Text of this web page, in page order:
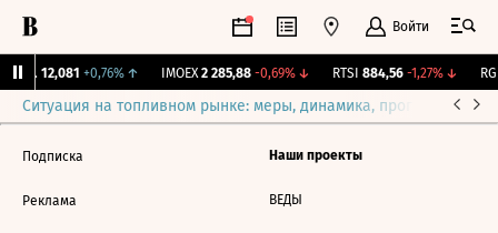
Войти
12,081 +0,76%↑ IMOEX 2 285,88 -0,69%↓ RTSI 884,56 -1,27%↓
Ситуация на топливном рынке: меры, динамика, прогнозы
Подписка
Реклама
Наши проекты
ВЕДЫ